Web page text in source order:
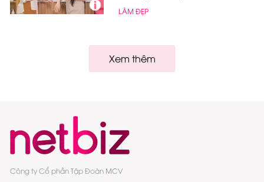
LÀM ĐẸP
Xem thêm
Công ty Cổ phần Tập Đoàn MCV